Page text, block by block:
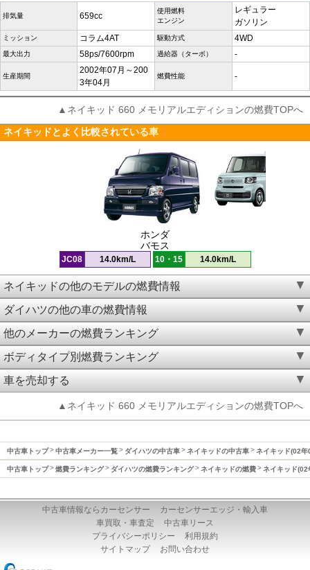
排気量 659cc
使用燃料
エンジン
レギュラー
ガソリン
ミッション コラム4AT 駆動方式 4WD
最大出力 58ps/7600rpm 過給器（ターボ） -
生産期間
2002年07月～200
3年04月
燃費性能 -
▲ネイキッド 660 メモリアルエディションの燃費TOPへ
ネイキッドとよく比較されている車
ホンダ
バモス
JC08 14.0km/L 10・15 14.0km/L
ネイキッドの他のモデルの燃費情報
ダイハツの他の車の燃費情報
他のメーカーの燃費ランキング
ボディタイプ別燃費ランキング
車を売却する
▲ネイキッド 660 メモリアルエディションの燃費TOPへ
中古車トップ 中古車メーカー一覧 ダイハツの中古車 ネイキッドの中古車 ネイキッド(02
中古車トップ 燃費ランキング ダイハツの燃費ランキング ネイキッドの燃費 ネイキッド
中古車情報ならカーセンサー
カーセンサーエッジ・輸入車
車買取・車査定
中古車リース
プライバシーポリシー
利用規約
サイトマップ
お問い合わせ